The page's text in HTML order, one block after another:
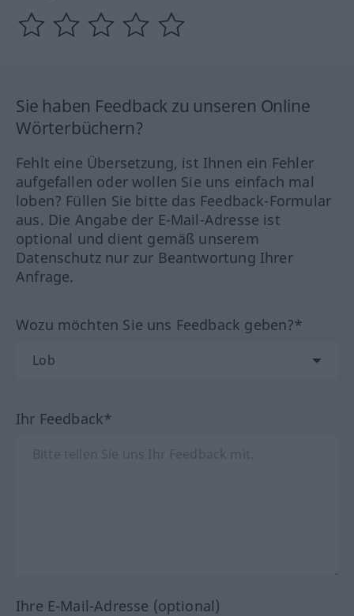
Sie haben Feedback zu unseren Online
Wörterbüchern?
Fehlt eine Übersetzung, ist Ihnen ein Fehler
aufgefallen oder wollen Sie uns einfach mal
loben? Füllen Sie bitte das Feedback-Formular
aus. Die Angabe der E-Mail-Adresse ist
optional und dient gemäß unserem
Datenschutz nur zur Beantwortung Ihrer
Anfrage.
Wozu möchten Sie uns Feedback geben?*
Ihr Feedback*
Ihre E-Mail-Adresse (optional)